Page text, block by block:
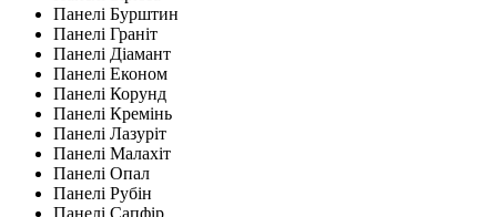
Панелі Бурштин
Панелі Граніт
Панелі Діамант
Панелі Економ
Панелі Корунд
Панелі Кремінь
Панелі Лазуріт
Панелі Малахіт
Панелі Опал
Панелі Рубін
Панелі Сапфір